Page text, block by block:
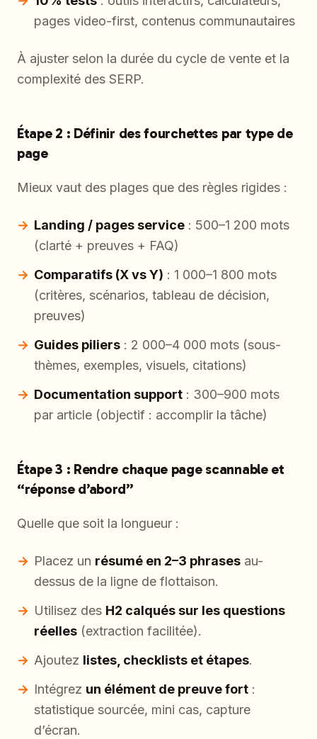
pages video-first, contenus communautaires
À ajuster selon la durée du cycle de vente et la
complexité des SERP.
Étape 2 : Définir des fourchettes par type de
page
Mieux vaut des plages que des règles rigides :
Landing / pages service : 500–1 200 mots
(clarté + preuves + FAQ)
Comparatifs (X vs Y) : 1 000–1 800 mots
(critères, scénarios, tableau de décision,
preuves)
Guides piliers : 2 000–4 000 mots (sous-
thèmes, exemples, visuels, citations)
Documentation support : 300–900 mots
par article (objectif : accomplir la tâche)
Étape 3 : Rendre chaque page scannable et
“réponse d’abord”
Quelle que soit la longueur :
Placez un résumé en 2–3 phrases au-
dessus de la ligne de flottaison.
Utilisez des H2 calqués sur les questions
réelles (extraction facilitée).
Ajoutez listes, checklists et étapes.
Intégrez un élément de preuve fort :
statistique sourcée, mini cas, capture
d’écran.